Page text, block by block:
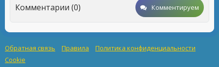
Комментарии (0) Комментируем
Обратная связь Правила
Политика конфиденциальности
Cookie